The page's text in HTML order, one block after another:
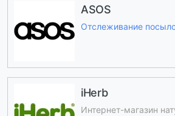
ASOS
Отслеживание
iHerb
Интернет-магазин